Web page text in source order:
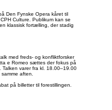
Den Fynske Opera kåret til
Culture. Publikum kan se
klassisk fortælling, der stadig
med freds- og konfliktforsker
e Romeo sættes der fokus på
varer fra kl. 18.00–19.00
aften.
på billetter til forestillingen.